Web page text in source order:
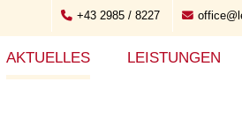
+43 2985 / 8227
AKTUELLES LEISTUNGEN